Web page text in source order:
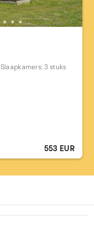
Slaapkamers: 3 stuks
553 EUR